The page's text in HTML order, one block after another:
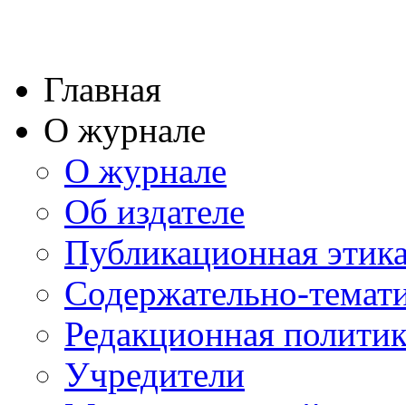
Главная
О журнале
О журнале
Об издателе
Публикационная
Содержательно-
Редакционная
Учредители